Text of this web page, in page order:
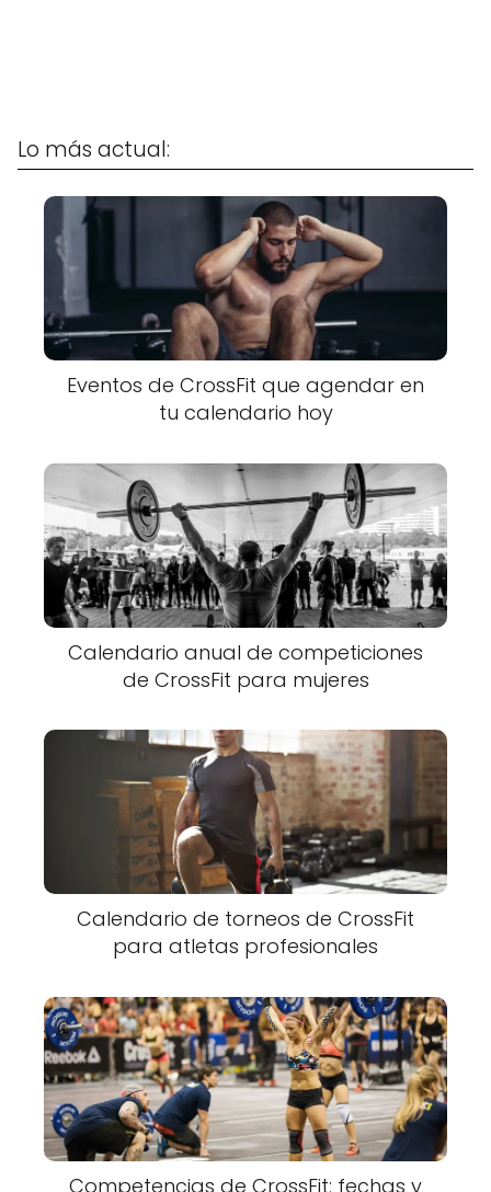
Lo más actual:
Eventos de CrossFit que agendar en
tu calendario hoy
Calendario anual de competiciones
de CrossFit para mujeres
Calendario de torneos de CrossFit
para atletas profesionales
Competencias de CrossFit: fechas y